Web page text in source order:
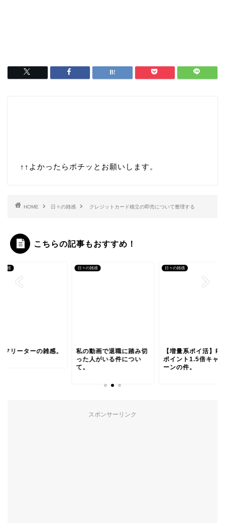
↑↑ よかったらポチッとお願いします。
HOME 日々の雑感 クレジットカード積立の即売について整理する
こちらの記事もおすすめ！
雑感
フリーターの雑感。
日々の雑感
私の動画で退職に踏み切
った人がいる件につい
て。
日々の雑感
【増量系ポイ活】
ポイント1.5倍キャ
ーンの件。
スポンサーリンク